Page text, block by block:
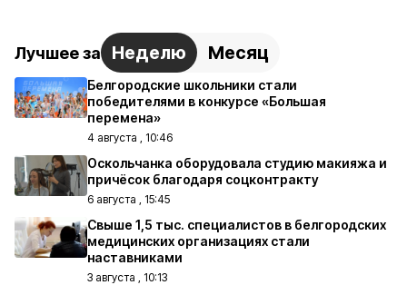
Лучшее за Неделю Месяц
Белгородские школьники стали
победителями в конкурсе «Большая
перемена»
4 августа , 10:46
Оскольчанка оборудовала студию макияжа и
причёсок благодаря соцконтракту
6 августа , 15:45
Свыше 1,5 тыс. специалистов в белгородских
медицинских организациях стали
наставниками
3 августа , 10:13